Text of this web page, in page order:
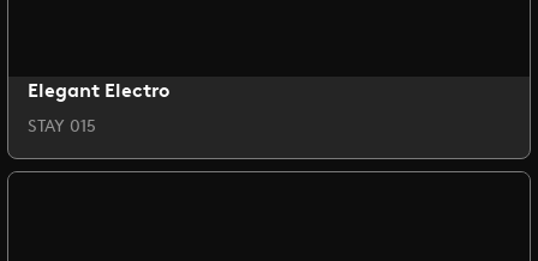
Elegant Electro
STAY 015